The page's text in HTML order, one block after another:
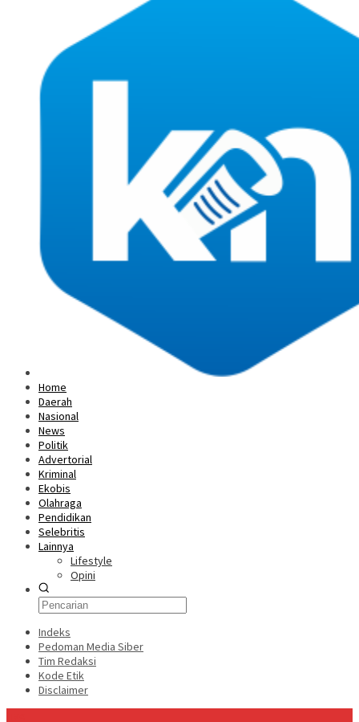
Home
Daerah
Nasional
News
Politik
Advertorial
Kriminal
Ekobis
Olahraga
Pendidikan
Selebritis
Lainnya
Lifestyle
Opini
Indeks
Pedoman Media Siber
Tim Redaksi
Kode Etik
Disclaimer